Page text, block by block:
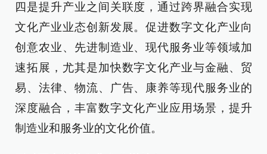
四是提升产业之间关联度，通过跨界融合实现
文化产业业态创新发展。促进数字文化产业向
创意农业、先进制造业、现代服务业等领域加
速拓展，尤其是加快数字文化产业与金融、贸
易、法律、物流、广告、康养等现代服务业的
深度融合，丰富数字文化产业应用场景，提升
制造业和服务业的文化价值。